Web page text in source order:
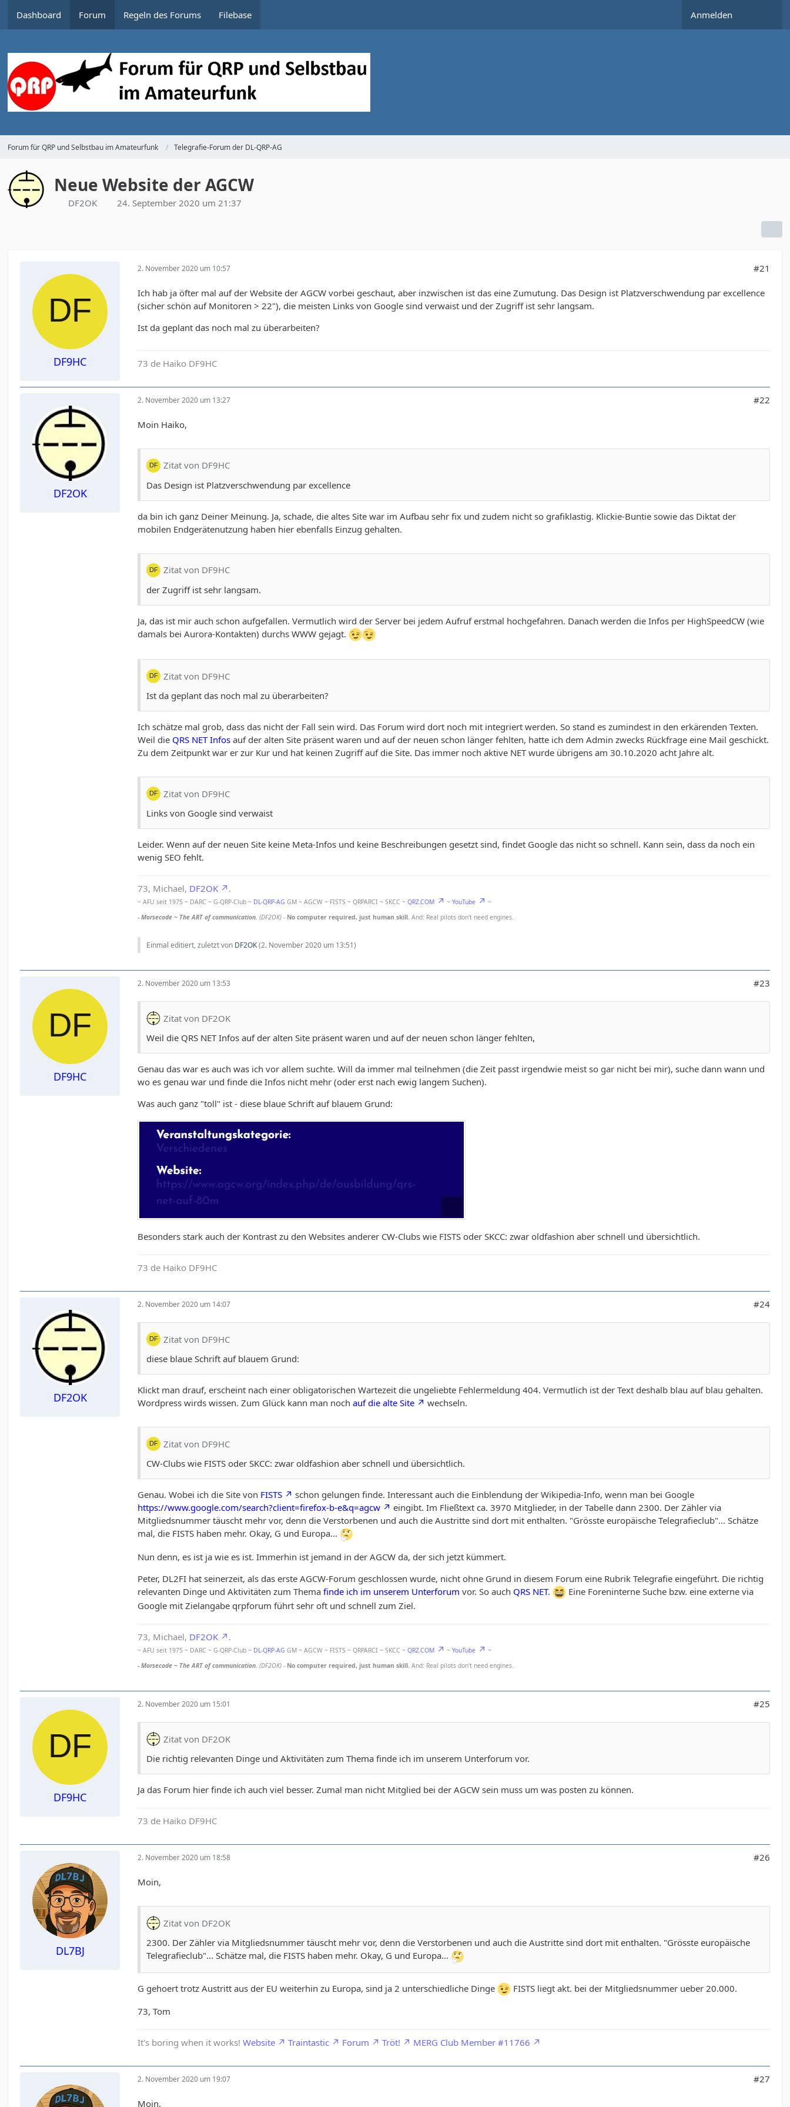
Dashboard Forum Regeln des Forums Filebase Anmelden
Forum für QRP und Selbstbau im Amateurfunk Telegrafie-Forum der DL-QRP-AG
Neue Website der AGCW
DF2OK 24. September 2020 um 21:37
DF9HC
2. November 2020 um 10:57 #21
Ich hab ja öfter mal auf der Website der AGCW vorbei geschaut, aber inzwischen ist das eine Zumutung. Das Design ist Platzverschwendung par excellence
(sicher schön auf Monitoren > 22"), die meisten Links von Google sind verwaist und der Zugriff ist sehr langsam.
Ist da geplant das noch mal zu überarbeiten?
73 de Haiko DF9HC
DF2OK
2. November 2020 um 13:27 #22
Moin Haiko,
Zitat von DF9HC
Das Design ist Platzverschwendung par excellence
da bin ich ganz Deiner Meinung. Ja, schade, die altes Site war im Aufbau sehr fix und zudem nicht so grafiklastig. Klickie-Buntie sowie das Diktat der
mobilen Endgerätenutzung haben hier ebenfalls Einzug gehalten.
Zitat von DF9HC
der Zugriff ist sehr langsam.
Ja, das ist mir auch schon aufgefallen. Vermutlich wird der Server bei jedem Aufruf erstmal hochgefahren. Danach werden die Infos per HighSpeedCW (wie
damals bei Aurora-Kontakten) durchs WWW gejagt.
Zitat von DF9HC
Ist da geplant das noch mal zu überarbeiten?
Ich schätze mal grob, dass das nicht der Fall sein wird. Das Forum wird dort noch mit integriert werden. So stand es zumindest in den erkärenden Texten.
Weil die QRS NET Infos auf der alten Site präsent waren und auf der neuen schon länger fehlten, hatte ich dem Admin zwecks Rückfrage eine Mail geschickt.
Zu dem Zeitpunkt war er zur Kur und hat keinen Zugriff auf die Site. Das immer noch aktive NET wurde übrigens am 30.10.2020 acht Jahre alt.
Zitat von DF9HC
Links von Google sind verwaist
Leider. Wenn auf der neuen Site keine Meta-Infos und keine Beschreibungen gesetzt sind, findet Google das nicht so schnell. Kann sein, dass da noch ein
wenig SEO fehlt.
73, Michael, DF2OK .
~ AFU seit 1975 ~ DARC ~ G-QRP-Club ~ DL-QRP-AG GM ~ AGCW ~ FISTS ~ QRPARCI ~ SKCC ~QRZ.COM ~YouTube
~
- Morsecode ~ The ART of communication.(DF2OK) - No computer required, just human skill. And: Real pilots don't need engines.
Einmal editiert, zuletzt von DF2OK(2. November 2020 um 13:51)
DF9HC
2. November 2020 um 13:53 #23
Zitat von DF2OK
Weil die QRS NET Infos auf der alten Site präsent waren und auf der neuen schon länger fehlten,
Genau das war es auch was ich vor allem suchte. Will da immer mal teilnehmen (die Zeit passt irgendwie meist so gar nicht bei mir), suche dann wann und
wo es genau war und finde die Infos nicht mehr (oder erst nach ewig langem Suchen).
Was auch ganz "toll" ist - diese blaue Schrift auf blauem Grund:
Besonders stark auch der Kontrast zu den Websites anderer CW-Clubs wie FISTS oder SKCC: zwar oldfashion aber schnell und übersichtlich.
73 de Haiko DF9HC
DF2OK
2. November 2020 um 14:07 #24
Zitat von DF9HC
diese blaue Schrift auf blauem Grund:
Klickt man drauf, erscheint nach einer obligatorischen Wartezeit die ungeliebte Fehlermeldung 404. Vermutlich ist der Text deshalb blau auf blau gehalten.
Wordpress wirds wissen. Zum Glück kann man nochauf die alte Site wechseln.
Zitat von DF9HC
CW-Clubs wie FISTS oder SKCC: zwar oldfashion aber schnell und übersichtlich.
Genau. Wobei ich die Site von FISTS
schon gelungen finde. Interessant auch die Einblendung der Wikipedia-Info, wenn man bei Google
https://www.google.com/search?client=firefox-b-e&q=agcw
eingibt. Im Fließtext ca. 3970 Mitglieder, in der Tabelle dann 2300. Der Zähler via
Mitgliedsnummer täuscht mehr vor, denn die Verstorbenen und auch die Austritte sind dort mit enthalten. "Grösste europäische Telegrafieclub"... Schätze
mal, die FISTS haben mehr. Okay, G und Europa...
Nun denn, es ist ja wie es ist. Immerhin ist jemand in der AGCW da, der sich jetzt kümmert.
Peter, DL2FI hat seinerzeit, als das erste AGCW-Forum geschlossen wurde, nicht ohne Grund in diesem Forum eine Rubrik Telegrafie eingeführt. Die richtig
relevanten Dinge und Aktivitäten zum Themafinde ich im unserem Unterforum vor. So auch QRS NET.
Eine Foreninterne Suche bzw. eine externe via
Google mit Zielangabe qrpforum führt sehr oft und schnell zum Ziel.
73, Michael, DF2OK .
~ AFU seit 1975 ~ DARC ~ G-QRP-Club ~ DL-QRP-AG GM ~ AGCW ~ FISTS ~ QRPARCI ~ SKCC ~QRZ.COM ~YouTube
~
- Morsecode ~ The ART of communication.(DF2OK) - No computer required, just human skill. And: Real pilots don't need engines.
DF9HC
2. November 2020 um 15:01 #25
Zitat von DF2OK
Die richtig relevanten Dinge und Aktivitäten zum Thema finde ich im unserem Unterforum vor.
Ja das Forum hier finde ich auch viel besser. Zumal man nicht Mitglied bei der AGCW sein muss um was posten zu können.
73 de Haiko DF9HC
DL7BJ
2. November 2020 um 18:58 #26
Moin,
Zitat von DF2OK
2300. Der Zähler via Mitgliedsnummer täuscht mehr vor, denn die Verstorbenen und auch die Austritte sind dort mit enthalten. "Grösste europäische
Telegrafieclub"... Schätze mal, die FISTS haben mehr. Okay, G und Europa...
G gehoert trotz Austritt aus der EU weiterhin zu Europa, sind ja 2 unterschiedliche Dinge
FISTS liegt akt. bei der Mitgliedsnummer ueber 20.000.
73, Tom
It's boring when it works!Website Traintastic Forum Tröt! MERG Club Member #11766
2. November 2020 um 19:07 #27
Moin,